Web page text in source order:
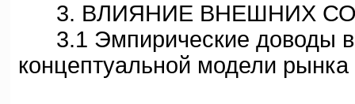
3. ВЛИЯНИЕ ВНЕШНИХ
3.1 Эмпирические доводы в
концептуальной модели рынка